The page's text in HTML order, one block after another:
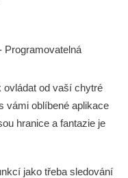
Programovatelná
ovládat od vaší chytré
vámi oblíbené aplikace
hranice a fantazie je
jako třeba sledování